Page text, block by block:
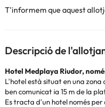
T'informem que aquest
Descripció de
Hotel Medplaya Riudor,
L'hotel està situat en una
ben comunicat ia 15 m de la
Es tracta d'un hotel només per